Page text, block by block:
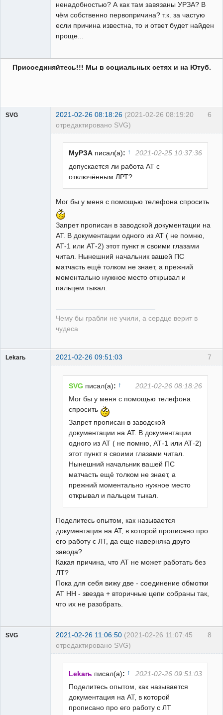
ненадобностью? А как там завязаны УРЗА? В
чём собственно первопричина? т.к. за частую
если причина известна, то и ответ будет найден
проще...
Присоединяйтесь!!! Мы в социальных сетях и на Ютуб.
6
SVG 2021-02-26 08:18:26 (2021-02-26 08:19:20
отредактировано SVG)
МуРЗА писал(а): ↑
2021-02-25 10:37:36
допускается ли работа АТ с
отключённым ЛРТ?
Мог бы у меня с помощью телефона спросить
Запрет прописан в заводской документации на
АТ. В документации одного из АТ ( не помню,
АТ-1 или АТ-2) этот пункт я своими глазами
читал. Нынешний начальник вашей ПС
матчасть ещё толком не знает, а прежний
моментально нужное место открывал и
пальцем тыкал.
Чему бы грабли не учили, а сердце верит в
чудеса
7
Lekarь 2021-02-26 09:51:03
SVG писал(а): ↑
2021-02-26 08:18:26
Мог бы у меня с помощью телефона
спросить
Запрет прописан в заводской
документации на АТ. В документации
одного из АТ ( не помню, АТ-1 или АТ-2)
этот пункт я своими глазами читал.
Нынешний начальник вашей ПС
матчасть ещё толком не знает, а
прежний моментально нужное место
открывал и пальцем тыкал.
Поделитесь опытом, как называется
документация на АТ, в которой прописано про
его работу с ЛТ, да еще наверняка друго
завода?
Какая причина, что АТ не может работать без
ЛТ?
Пока для себя вижу две - соединение обмотки
АТ НН - звезда + вторичные цепи собраны так,
что их не разобрать.
8
SVG 2021-02-26 11:06:50 (2021-02-26 11:07:45
отредактировано SVG)
Lekarь писал(а): ↑
2021-02-26 09:51:03
Поделитесь опытом, как называется
документация на АТ, в которой
прописано про его работу с ЛТ